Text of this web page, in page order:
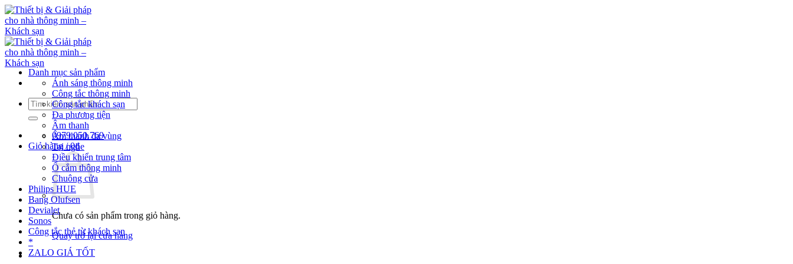
Bỏ
qua
nội
dung
Tìm
kiếm:
0979.050.769
Giỏ hàng /0₫
Chưa có sản phẩm trong giỏ hàng.
Quay trở lại cửa hàng
Danh mục sản phẩm
Ánh sáng thông minh
Công tắc thông minh
Công tắc khách sạn
Đa phương tiện
Âm thanh
Âm thanh đa vùng
Tai nghe
Điều khiển trung tâm
Ổ cắm thông minh
Chuông cửa
Philips HUE
Bang Olufsen
Devialet
Sonos
Công tắc thẻ từ khách sạn
*
ZALO GIÁ TỐT